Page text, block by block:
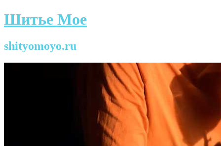
Шитье Мое
shityomoyo.ru